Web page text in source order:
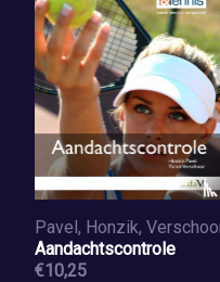
Aandachtscontrole
€10,25